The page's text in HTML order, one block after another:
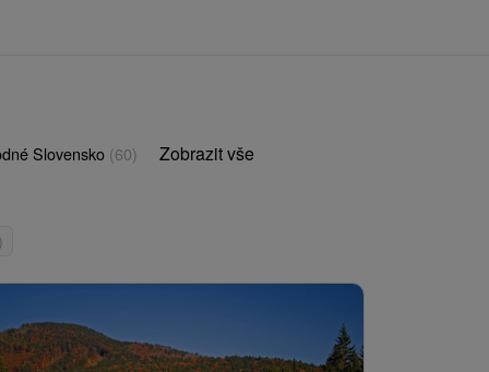
Slovensko (60) Zobrazit vše